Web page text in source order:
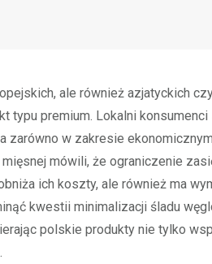
ale również azjatyckich
typu premium. Lokalni
zarówno w zakresie
mówili, że ograniczenie
ich koszty, ale również ma
kwestii minimalizacji śladu
polskie produkty nie tylko